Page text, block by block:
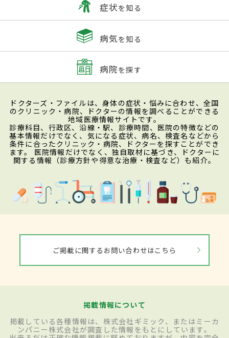
症状を知る
病気を知る
病院を探す
ドクターズ・ファイルは、身体の症状・悩みに合わせ、全国
のクリニック・病院、ドクターの情報を調べることができる
地域医療情報サイトです。
診療科目、行政区、沿線・駅、診療時間、医院の特徴などの
基本情報だけでなく、気になる症状、病名、検査名などから
条件に合ったクリニック・病院、ドクターを探すことができ
ます。 医院情報だけでなく、独自取材に基づき、ドクターに
関する情報（診療方針や得意な治療・検査など）も紹介。
ご掲載に関するお問い合わせはこちら
掲載情報について
掲載している各種情報は、株式会社ギミック、またはミーカ
ンパニー株式会社が調査した情報をもとにしています。